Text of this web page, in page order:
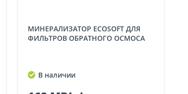
МИНЕРАЛИЗАТОР ECOSOFT ДЛЯ
ФИЛЬТРОВ ОБРАТНОГО ОСМОСА
В наличии